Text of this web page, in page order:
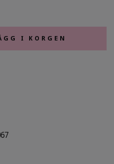
I KORGEN